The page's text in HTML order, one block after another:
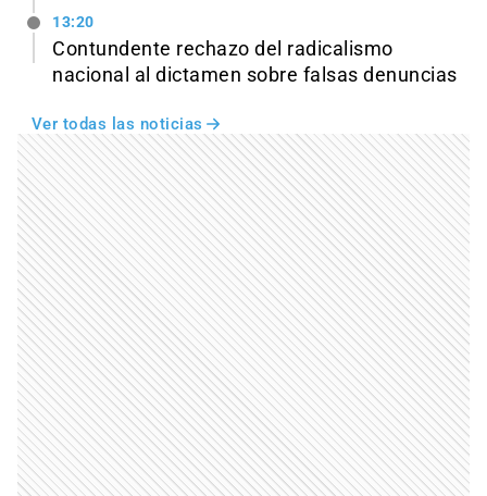
13:20
Contundente rechazo del radicalismo
nacional al dictamen sobre falsas denuncias
Ver todas las noticias